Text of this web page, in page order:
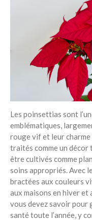
Les poinsettias sont
emblématiques,
rouge vif et leur charme
traités comme un
être cultivés comme
soins appropriés. Avec
bractées aux couleurs
aux maisons en hiver et
vous devez savoir pour
santé toute l’année, y